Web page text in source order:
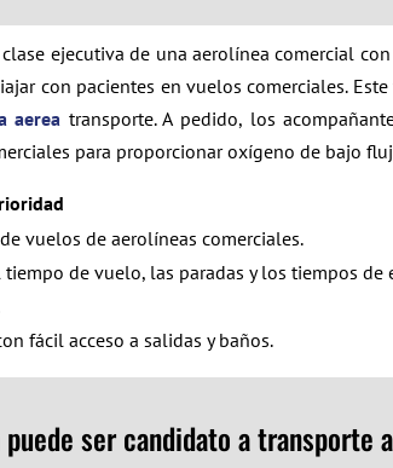
ejecutiva de una aerolínea comercial
con pacientes en vuelos comerciales.
aerea transporte. A pedido, los
para proporcionar oxígeno de bajo
vuelos de aerolíneas comerciales.
de vuelo, las paradas y los tiempos de
fácil acceso a salidas y baños.
ser candidato a transporte